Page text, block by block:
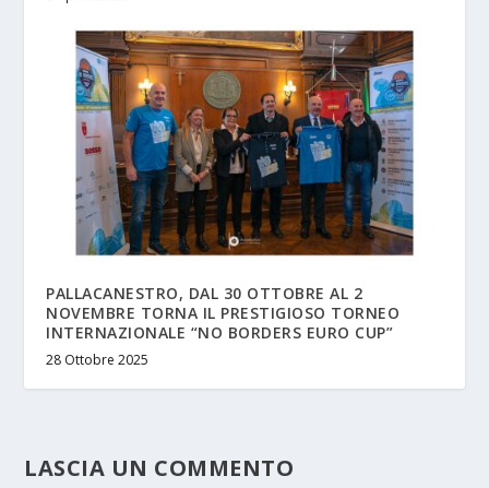
PALLACANESTRO, DAL 30 OTTOBRE AL 2
NOVEMBRE TORNA IL PRESTIGIOSO TORNEO
INTERNAZIONALE “NO BORDERS EURO CUP”
28 Ottobre 2025
LASCIA UN COMMENTO